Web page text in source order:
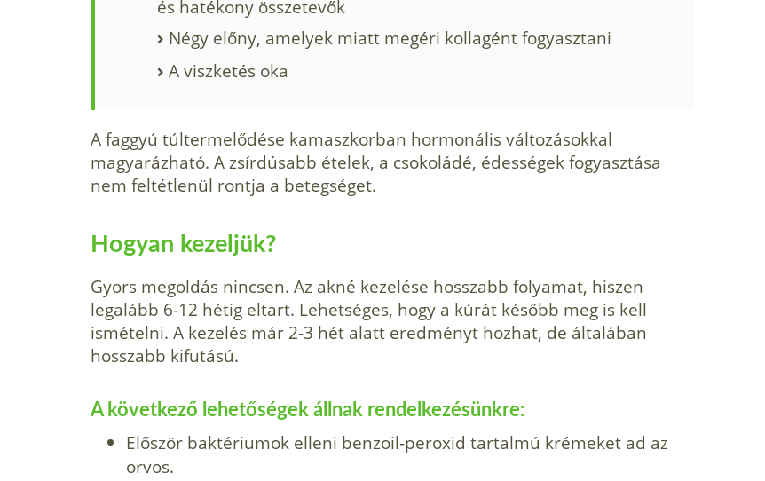
és hatékony összetevők
Négy előny, amelyek miatt megéri kollagént fogyasztani
A viszketés oka
A faggyú túltermelődése kamaszkorban hormonális változásokkal
magyarázható. A zsírdúsabb ételek, a csokoládé, édessé­gek fogyasztása
nem feltétlenül rontja a betegséget.
Hogyan kezeljük?
Gyors megoldás nincsen. Az akné keze­lése hosszabb folyamat, hiszen
legalább 6-12 hétig eltart. Lehetséges, hogy a kú­rát később meg is kell
ismételni. A keze­lés már 2-3 hét alatt eredményt hozhat, de általában
hosszabb kifutású.
A kö­vetkező lehetőségek állnak rendelkezé­sünkre:
Először baktériumok elleni benzoil-peroxid tartalmú krémeket ad az
orvos.